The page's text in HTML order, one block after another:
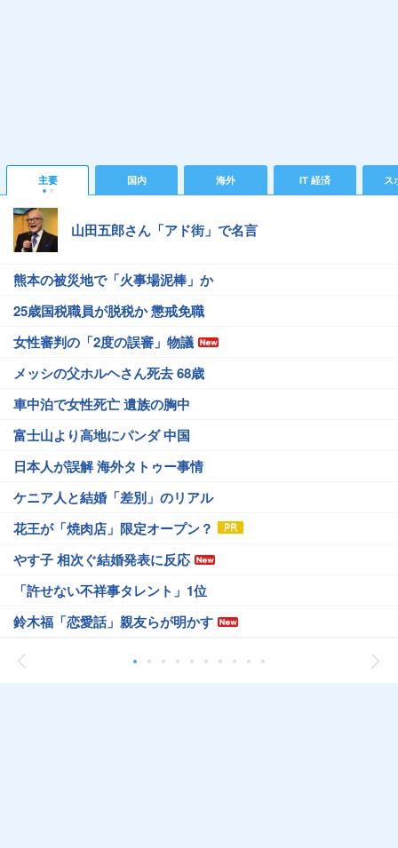
主要 国内 海外 IT 経済 ス
山田五郎さん「アド街」で名言
熊本の被災地で「火事場泥棒」か
25歳国税職員が脱税か 懲戒免職
女性審判の「2度の誤審」物議
メッシの父ホルヘさん死去 68歳
車中泊で女性死亡 遺族の胸中
富士山より高地にパンダ 中国
日本人が誤解 海外タトゥー事情
ケニア人と結婚「差別」のリアル
花王が「焼肉店」限定オープン？
やす子 相次ぐ結婚発表に反応
「許せない不祥事タレント」1位
鈴木福「恋愛話」親友らが明かす